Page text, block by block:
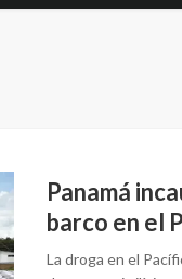
Panamá
barco en el
La droga en el